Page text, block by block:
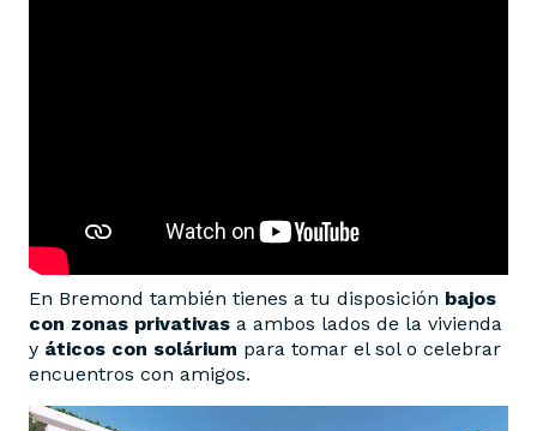
En Bremond también tienes a tu disposición bajos
con zonas privativas a ambos lados de la vivienda
y áticos con solárium para tomar el sol o celebrar
encuentros con amigos.